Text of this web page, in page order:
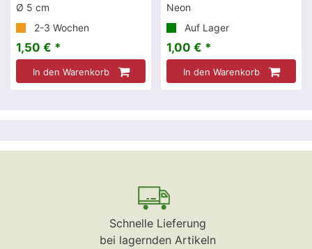
Ø 5 cm
2-3 Wochen
1,50 € *
In den Warenkorb
Neon
Auf Lager
1,00 € *
In den Warenkorb
Schnelle Lieferung
bei lagernden Artikeln